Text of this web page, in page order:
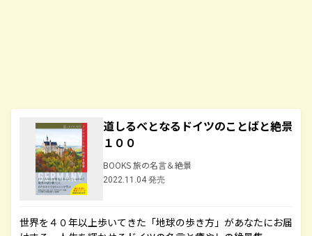
道しるべとなるドイツのことばと絶景
１００
BOOKS 旅の名言＆絶景
2022.11.04 発売
世界を４０年以上歩いてきた「地球の歩き方」があなたにお届